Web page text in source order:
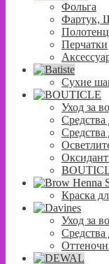
Фольга
Фартук,
Перчатки
Сухие
Уход за
Средства
Краска
Уход за
Средства